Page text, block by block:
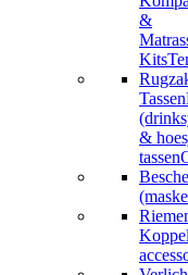
&
Kits
Tassen
&
tassen